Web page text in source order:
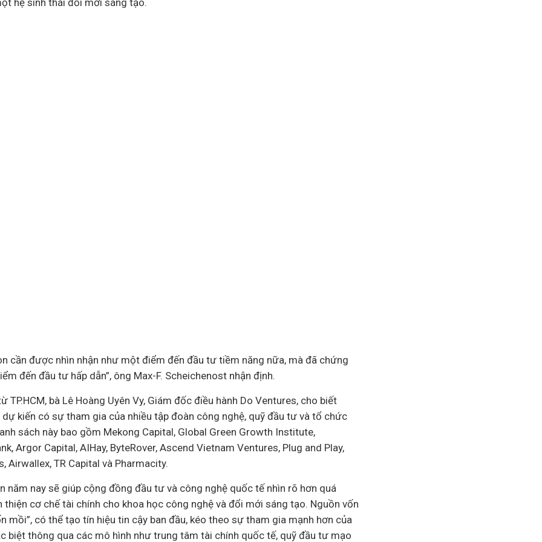
hệ sinh thái đổi mới sáng tạo.
cần được nhìn nhận như một điểm đến đầu tư tiềm năng nữa, mà đã chứng
đến đầu tư hấp dẫn”, ông Max-F. Scheichenost nhận định.
TP.HCM, bà Lê Hoàng Uyên Vy, Giám đốc điều hành Do Ventures, cho biết
kiến có sự tham gia của nhiều tập đoàn công nghệ, quỹ đầu tư và tổ chức
sách này bao gồm Mekong Capital, Global Green Growth Institute,
Argor Capital, AIHay, ByteRover, Ascend Vietnam Ventures, Plug and Play,
Airwallex, TR Capital và Pharmacity.
năm nay sẽ giúp cộng đồng đầu tư và công nghệ quốc tế nhìn rõ hơn quá
thiện cơ chế tài chính cho khoa học công nghệ và đổi mới sáng tạo. Nguồn vốn
mồi”, có thể tạo tín hiệu tin cậy ban đầu, kéo theo sự tham gia mạnh hơn của
biệt thông qua các mô hình như trung tâm tài chính quốc tế, quỹ đầu tư mạo